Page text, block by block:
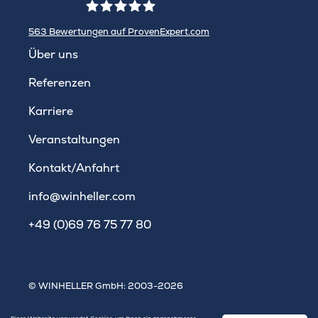
563 Bewertungen auf ProvenExpert.com
Über uns
Referenzen
Karriere
Veranstaltungen
Kontakt/Anfahrt
info@winheller.com
+49 (0)69 76 75 77 80
© WINHELLER GmbH: 2003-2026